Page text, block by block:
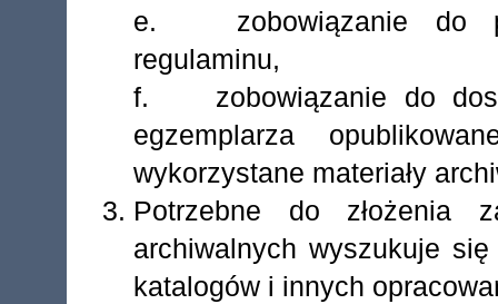
e. zobowiązanie do
regulaminu,
f. zobowiązanie do
egzemplarza
wykorzystane materiały
Potrzebne do złożenia
archiwalnych wyszukuje
katalogów i innych